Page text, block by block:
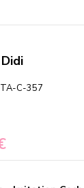
C-357